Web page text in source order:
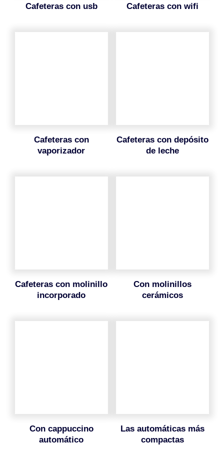
cafeteras con usb cafeteras con wifi
cafeteras con
vaporizador
cafeteras con depósito
de leche
cafeteras con molinillo
incorporado
con molinillos
cerámicos
con cappuccino
automático
las automáticas más
compactas